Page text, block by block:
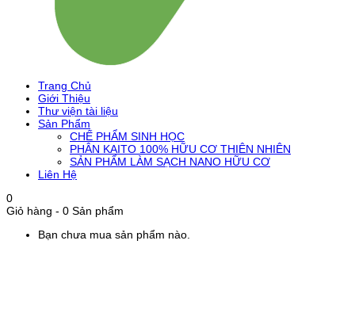
Trang Chủ
Giới Thiệu
Thư viện tài liệu
Sản Phẩm
CHẾ PHẨM SINH HỌC
PHÂN KAITO 100% HỮU CƠ THIÊN NHIÊN
SẢN PHẨM LÀM SẠCH NANO HỮU CƠ
Liên Hệ
0
Giỏ hàng - 0 Sản phẩm
Bạn chưa mua sản phẩm nào.